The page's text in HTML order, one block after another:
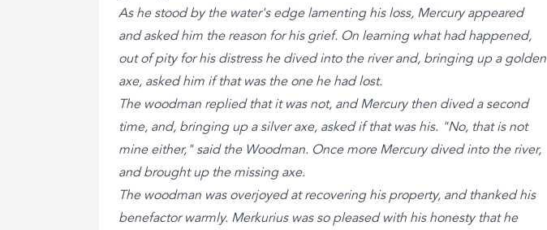
As he stood by the water's edge lamenting his loss, Mercury appeared
and asked him the reason for his grief. On learning what had happened,
out of pity for his distress he dived into the river and, bringing up a golden
axe, asked him if that was the one he had lost.
The woodman replied that it was not, and Mercury then dived a second
time, and, bringing up a silver axe, asked if that was his. "No, that is not
mine either," said the Woodman. Once more Mercury dived into the river,
and brought up the missing axe.
The woodman was overjoyed at recovering his property, and thanked his
benefactor warmly. Merkurius was so pleased with his honesty that he